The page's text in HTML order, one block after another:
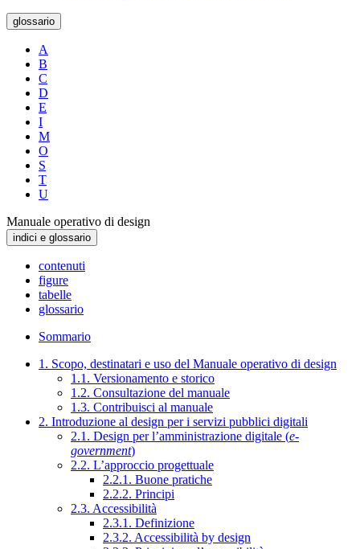
glossario
A
B
C
D
E
I
M
O
S
T
U
Manuale operativo di design
indici e glossario
contenuti
figure
tabelle
glossario
Sommario
1. Scopo, destinatari e uso del Manuale operativo di design
1.1. Versionamento e storico
1.2. Consultazione del manuale
1.3. Contribuisci al manuale
2. Introduzione al design per i servizi pubblici digitali
2.1. Design per l’amministrazione digitale (e-
government)
2.2. L’approccio progettuale
2.2.1. Buone pratiche
2.2.2. Principi
2.3. Accessibilità
2.3.1. Definizione
2.3.2. Accessibilità by design